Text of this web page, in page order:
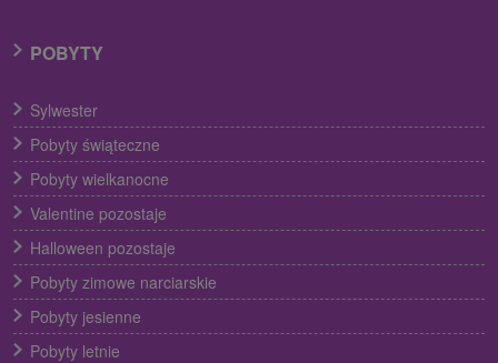
POBYTY
Sylwester
Pobyty świąteczne
Pobyty wielkanocne
Valentine pozostaje
Halloween pozostaje
Pobyty zimowe narciarskie
Pobyty jesienne
Pobyty letnie